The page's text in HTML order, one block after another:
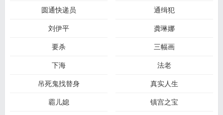
圆通快递员
通缉犯
刘伊平
龚琳娜
要杀
三幅画
下海
法老
吊死鬼找替身
真实人生
霸儿媳
镇宫之宝